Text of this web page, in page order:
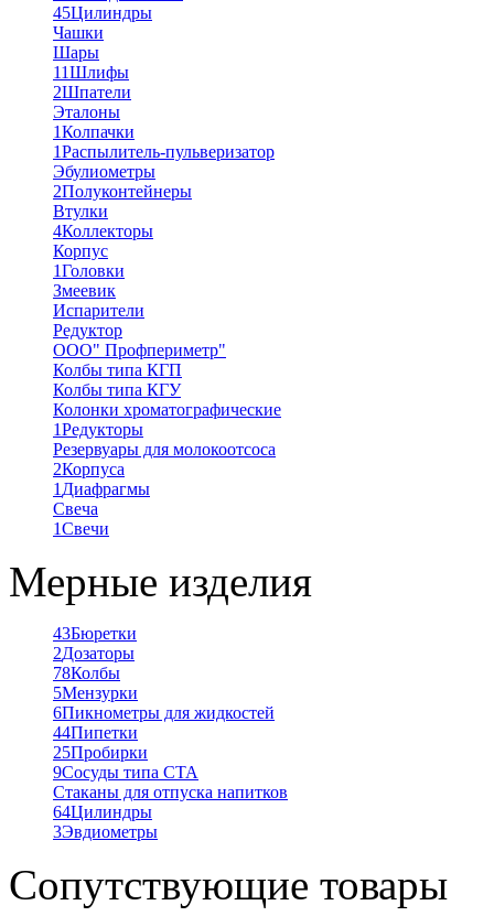
45Цилиндры
Чашки
Шары
11Шлифы
2Шпатели
Эталоны
1Колпачки
1Распылитель-пульверизатор
Эбулиометры
2Полуконтейнеры
Втулки
4Коллекторы
Корпус
1Головки
Змеевик
Испарители
Редуктор
ООО" Профпериметр"
Колбы типа КГП
Колбы типа КГУ
Колонки хроматографические
1Редукторы
Резервуары для молокоотсоса
2Корпуса
1 Диафрагмы
Свеча
1Свечи
Мерные изделия
43Бюретки
2Дозаторы
78Колбы
5Мензурки
6Пикнометры для жидкостей
44Пипетки
25Пробирки
9Сосуды типа СТА
Стаканы для отпуска напитков
64Цилиндры
3Эвдиометры
Сопутствующие товары